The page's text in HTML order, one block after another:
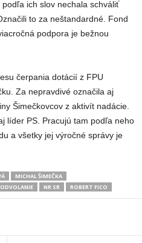
ich slov nechala schváliť
to za neštandardné. Fond
podpora je bežnou
čerpania dotácií z FPU
Za nepravdivé označila aj
Šimečkovcov z aktivít nadácie.
líder PS. Pracujú tam podľa neho
a všetky jej výročné správy je
MICHAL ŠIMEČKA
NR SR ROBERT FICO